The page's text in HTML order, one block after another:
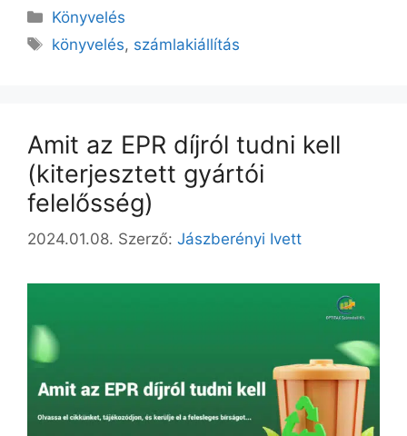
Könyvelés
könyvelés, számlakiállítás
Amit az EPR díjról tudni kell
(kiterjesztett gyártói
felelősség)
2024.01.08. Szerző: Jászberényi Ivett